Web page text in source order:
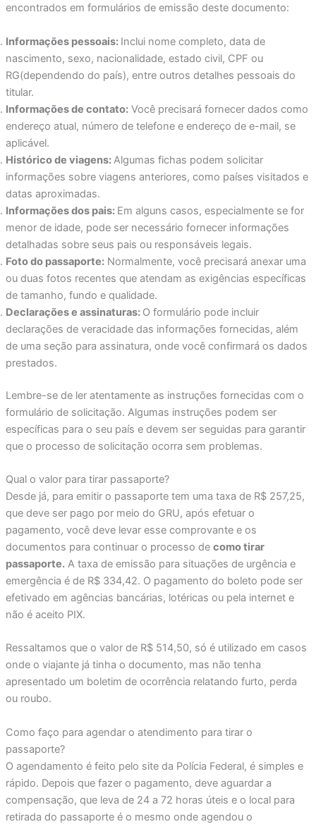
encontrados em formulários de emissão deste documento:
Informações pessoais: Inclui nome completo, data de
nascimento, sexo, nacionalidade, estado civil, CPF ou
RG(dependendo do país), entre outros detalhes pessoais do
titular.
Informações de contato:Você precisará fornecer dados como
endereço atual, número de telefone e endereço de e-mail, se
aplicável.
Histórico de viagens:Algumas fichas podem solicitar
informações sobre viagens anteriores, como países visitados e
datas aproximadas.
Informações dos pais: Em alguns casos, especialmente se for
menor de idade, pode ser necessário fornecer informações
detalhadas sobre seus pais ou responsáveis legais.
Foto do passaporte:Normalmente, você precisará anexar uma
ou duas fotos recentes que atendam as exigências específicas
de tamanho, fundo e qualidade.
Declarações e assinaturas: O formulário pode incluir
declarações de veracidade das informações fornecidas, além
de uma seção para assinatura, onde você confirmará os dados
prestados.
Lembre-se de ler atentamente as instruções fornecidas com o
formulário de solicitação. Algumas instruções podem ser
específicas para o seu país e devem ser seguidas para garantir
que o processo de solicitação ocorra sem problemas.
Qual o valor para tirar passaporte?
Desde já, para emitir o passaporte tem uma taxa de R$ 257,25,
que deve ser pago por meio do GRU, após efetuar o
pagamento, você deve levar esse comprovante e os
documentos para continuar o processo de como tirar
passaporte.A taxa de emissão para situações de urgência e
emergência é de R$ 334,42. O pagamento do boleto pode ser
efetivado em agências bancárias, lotéricas ou pela internet e
não é aceito PIX.
Ressaltamos que o valor de R$ 514,50, só é utilizado em casos
onde o viajante já tinha o documento, mas não tenha
apresentado um boletim de ocorrência relatando furto, perda
ou roubo.
Como faço para agendar o atendimento para tirar o
passaporte?
O agendamento é feito pelo site da Polícia Federal, é simples e
rápido. Depois que fazer o pagamento, deve aguardar a
compensação, que leva de 24 a 72 horas úteis e o local para
retirada do passaporte é o mesmo onde agendou o